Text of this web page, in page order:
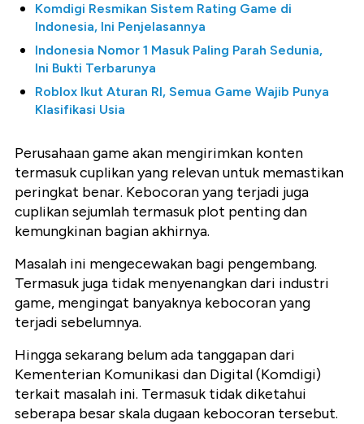
Komdigi Resmikan Sistem Rating Game di
Indonesia, Ini Penjelasannya
Indonesia Nomor 1 Masuk Paling Parah Sedunia,
Ini Bukti Terbarunya
Roblox Ikut Aturan RI, Semua Game Wajib Punya
Klasifikasi Usia
Perusahaan game akan mengirimkan konten
termasuk cuplikan yang relevan untuk memastikan
peringkat benar. Kebocoran yang terjadi juga
cuplikan sejumlah termasuk plot penting dan
kemungkinan bagian akhirnya.
Masalah ini mengecewakan bagi pengembang.
Termasuk juga tidak menyenangkan dari industri
game, mengingat banyaknya kebocoran yang
terjadi sebelumnya.
Hingga sekarang belum ada tanggapan dari
Kementerian Komunikasi dan Digital (Komdigi)
terkait masalah ini. Termasuk tidak diketahui
seberapa besar skala dugaan kebocoran tersebut.